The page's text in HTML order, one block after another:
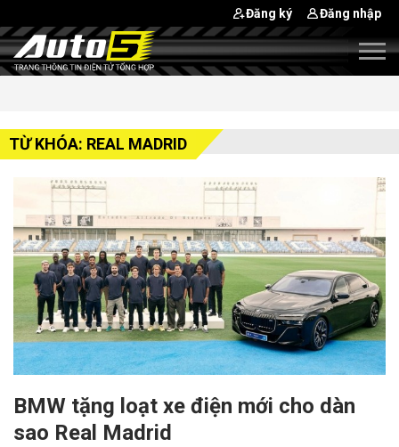
Đăng ký Đăng nhập
TỪ KHÓA: REAL MADRID
BMW tặng loạt xe điện mới cho dàn
sao Real Madrid